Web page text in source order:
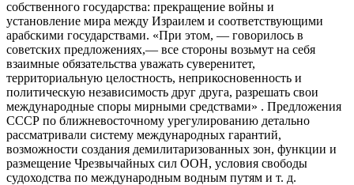
собственного государства: прекращение войны и
установление мира между Израилем и соответствующими
арабскими государствами. «При этом, — говорилось в
советских предложениях,— все стороны возьмут на себя
взаимные обязательства уважать суверенитет,
территориальную целостность, неприкосновенность и
политическую независимость друг друга, разрешать свои
международные споры мирными средствами» . Предложения
СССР по ближневосточному урегулированию детально
рассматривали систему международных гарантий,
возможности создания демилитаризованных зон, функции и
размещение Чрезвычайных сил ООН, условия свободы
судоходства по международным водным путям и т. д.